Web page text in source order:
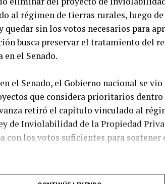
al régimen de tierras rurales, luego
quedar sin los votos necesarios para
busca preservar el tratamiento del
el Senado.
el Senado, el Gobierno nacional se
que considera prioritarios dentro
retiró el capítulo vinculado al
de Inviolabilidad de la Propiedad
con los votos suficientes para
una reunión de urgencia convocada por